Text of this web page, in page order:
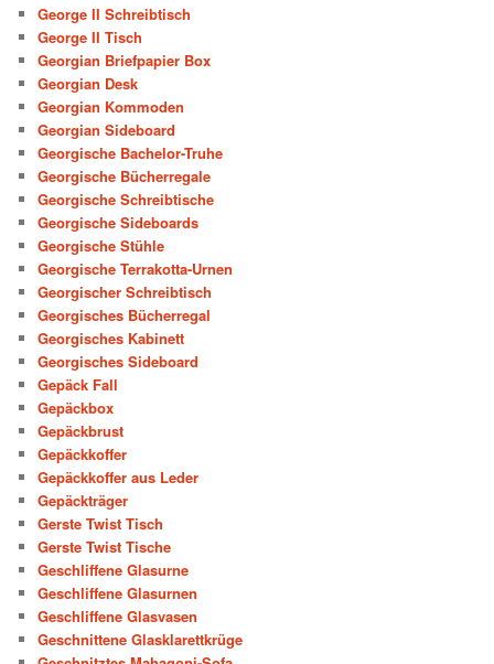
George II Schreibtisch
George II Tisch
Georgian Briefpapier Box
Georgian Desk
Georgian Kommoden
Georgian Sideboard
Georgische Bachelor-Truhe
Georgische Bücherregale
Georgische Schreibtische
Georgische Sideboards
Georgische Stühle
Georgische Terrakotta-Urnen
Georgischer Schreibtisch
Georgisches Bücherregal
Georgisches Kabinett
Georgisches Sideboard
Gepäck Fall
Gepäckbox
Gepäckbrust
Gepäckkoffer
Gepäckkoffer aus Leder
Gepäckträger
Gerste Twist Tisch
Gerste Twist Tische
Geschliffene Glasurne
Geschliffene Glasurnen
Geschliffene Glasvasen
Geschnittene Glasklarettkrüge